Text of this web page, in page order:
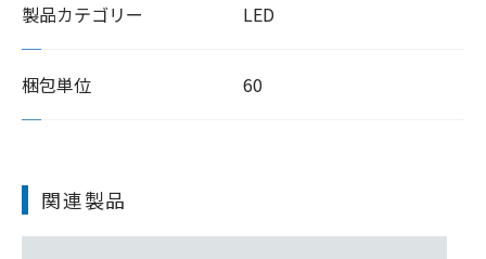
製品カテゴリー LED
梱包単位 60
関連製品